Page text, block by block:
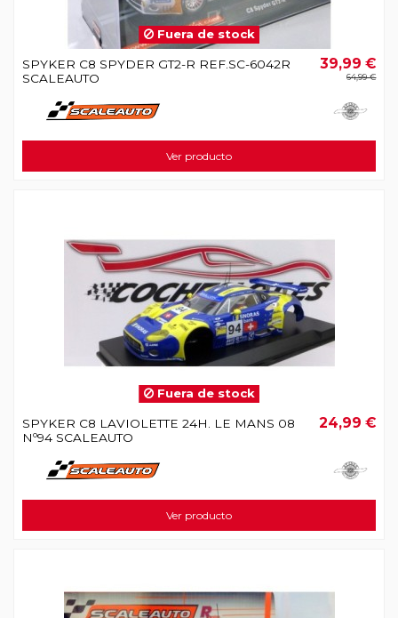
Fuera de stock
SPYKER C8 SPYDER GT2-R REF.SC-6042R
SCALEAUTO
39,99 €
64,99 €
Ver producto
Fuera de stock
SPYKER C8 LAVIOLETTE 24H. LE MANS 08
Nº94 SCALEAUTO
24,99 €
Ver producto